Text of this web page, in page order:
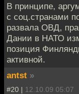
В принципе,
с соц.странами
развала ОВД,
Дании в НАТО
позиция
активной.
antst »
#20 | 12.10.09 05:07